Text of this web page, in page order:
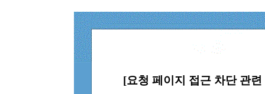
[요청 페이지 접근 차단 관